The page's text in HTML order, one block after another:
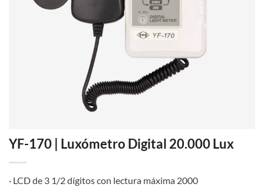
YF-170 | Luxómetro Digital 20.000 Lux
· LCD de 3 1/2 dígitos con lectura máxima 2000